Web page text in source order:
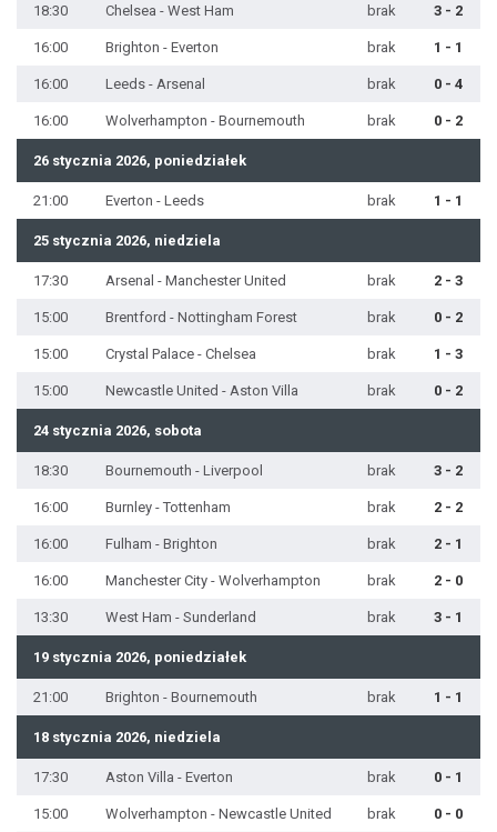
18:30 Chelsea - West Ham brak 3 - 2
16:00 Brighton - Everton brak 1 - 1
16:00 Leeds - Arsenal brak 0 - 4
16:00 Wolverhampton - Bournemouth brak 0 - 2
26 stycznia 2026, poniedziałek
21:00 Everton - Leeds brak 1 - 1
25 stycznia 2026, niedziela
17:30 Arsenal - Manchester United brak 2 - 3
15:00 Brentford - Nottingham Forest brak 0 - 2
15:00 Crystal Palace - Chelsea brak 1 - 3
15:00 Newcastle United - Aston Villa brak 0 - 2
24 stycznia 2026, sobota
18:30 Bournemouth - Liverpool brak 3 - 2
16:00 Burnley - Tottenham brak 2 - 2
16:00 Fulham - Brighton brak 2 - 1
16:00 Manchester City - Wolverhampton brak 2 - 0
13:30 West Ham - Sunderland brak 3 - 1
19 stycznia 2026, poniedziałek
21:00 Brighton - Bournemouth brak 1 - 1
18 stycznia 2026, niedziela
17:30 Aston Villa - Everton brak 0 - 1
15:00 Wolverhampton - Newcastle United brak 0 - 0